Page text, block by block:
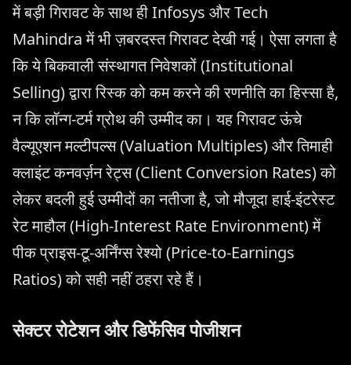
में बड़ी गिरावट के साथ ही Infosys और Tech
Mahindra में भी ज़बरदस्त गिरावट देखी गई। ऐसा लगता है
कि ये बिकवाली संस्थागत निवेशकों (Institutional
Selling) द्वारा रिस्क को कम करने की रणनीति का हिस्सा है,
न कि लॉन्ग-टर्म ग्रोथ की उम्मीद का। यह गिरावट ऊंचे
वैल्यूएशन मल्टीपल्स (Valuation Multiples) और तिमाही
क्लाइंट कनवर्ज़न रेट्स (Client Conversion Rates) को
लेकर बदली हुई उम्मीदों का नतीजा है, जो मौजूदा हाई-इंटरेस्ट
रेट माहौल (High-Interest Rate Environment) में
पीक प्राइस-टू-अर्निंग्स रेश्यो (Price-to-Earnings
Ratios) को सही नहीं ठहरा रहे हैं।
सेक्टर रोटेशन और डिफेंसिव पोजीशन